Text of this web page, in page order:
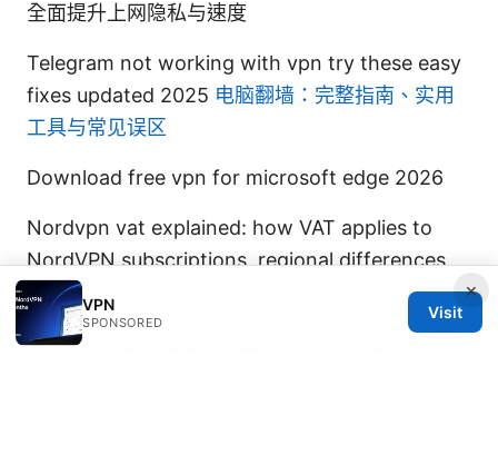
全面提升上网隐私与速度
Telegram not working with vpn try these easy
fixes updated 2025 电脑翻墙：完整指南、实用
工具与常见误区
Download free vpn for microsoft edge 2026
Nordvpn vat explained: how VAT applies to
NordVPN subscriptions, regional differences,
and pricing tips
Got ultra vpn heres exactly how to cancel your
×
VPN
SPONSORED
Visit